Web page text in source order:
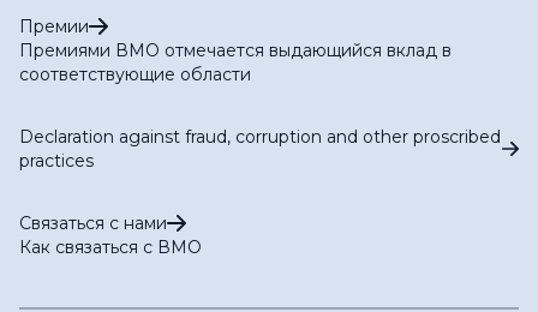
Премии
Премиями ВМО отмечается выдающийся вклад в
соответствующие области
Declaration against fraud, corruption and other proscribed
practices
Связаться с нами
Как связаться с ВМО